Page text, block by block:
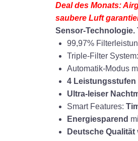
Deal des Monats:
saubere Luft
Sensor-Technologie.
99,97%
Triple-Filter System:
Automatik-Modus
4 Leistungsstufen
Ultra-leiser
Smart Features:
Energiesparend
Deutsche Qualität